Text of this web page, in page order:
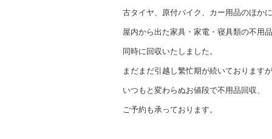
古タイヤ、原付バイク、カー用品のほかに
屋内から出た家具・家電・寝具類の不用品
同時に回収いたしました。
まだまだ引越し繁忙期が続いておりますが
いつもと変わらぬお値段で不用品回収、
ご予約も承っております。